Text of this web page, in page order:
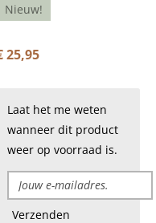
Nieuw!
25,95
Laat het me weten
wanneer dit product
weer op voorraad is.
Verzenden